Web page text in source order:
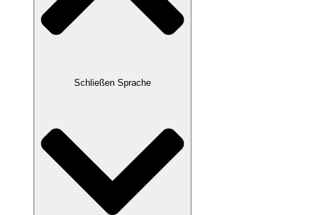
Schließen Sprache